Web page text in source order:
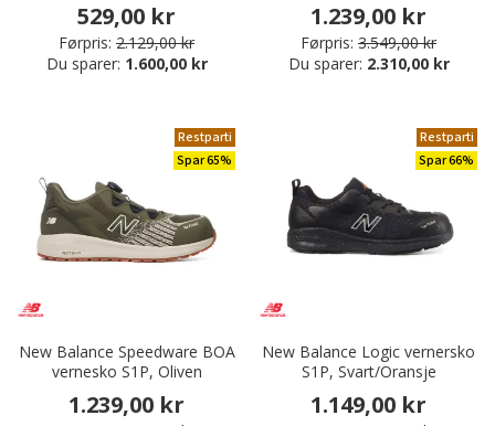
529,00 kr
Førpris: 2.129,00 kr
Du sparer: 1.600,00 kr
1.239,00 kr
Førpris: 3.549,00 kr
Du sparer: 2.310,00 kr
Restparti
Spar 65%
New Balance Speedware BOA
vernesko S1P, Oliven
1.239,00 kr
Restparti
Spar 66%
New Balance Logic vernersko
S1P, Svart/Oransje
1.149,00 kr